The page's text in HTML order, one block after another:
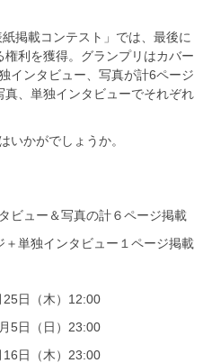
掲載コンテスト」では、最後に
利を獲得。グランプリはカバー
インタビュー、写真が計6ページ
、単独インタビューでそれぞれ
いかがでしょうか。
ビュー＆写真の計６ページ掲載
＋単独インタビュー１ページ掲載
日（木）12:00
5日（日）23:00
日（木）23:00